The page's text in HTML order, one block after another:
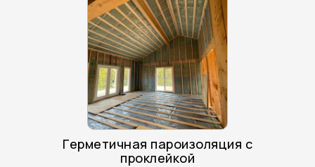
Герметичная пароизоляция с
проклейкой